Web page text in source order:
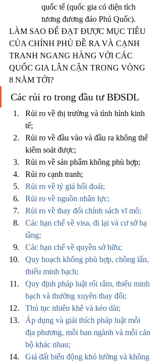
quốc tế (quốc gia có diện tích
tương đương đảo Phú Quốc).
LÀM SAO ĐỂ ĐẠT ĐƯỢC MỤC TIÊU
CỦA CHÍNH PHỦ ĐỀ RA VÀ CẠNH
TRANH NGANG HÀNG VỚI CÁC
QUỐC GIA LÂN CẬN TRONG VÒNG
8 NĂM TỚI?
Các rủi ro trong đầu tư BĐSDL
Rủi ro về thị trường và tình hình kinh
tế;
Rủi ro về đầu vào và đầu ra không thể
kiểm soát được;
Rủi ro về sản phẩm không phù hợp;
Rủi ro cạnh tranh;
Rủi ro về tỷ giá hối đoái;
Rủi ro về nguồn nhân lực;
Rủi ro về thay đổi chính sách vĩ mô;
Các hạn chế về visa, đi lại và cơ sở hạ
tầng;
Các hạn chế về quyền sở hữu;
Quy hoạch không phù hợp, chồng lấn,
thiếu minh bạch;
Quy định pháp luật rối rắm, thiếu minh
bạch và thường xuyên thay đổi;
Thủ tục nhiêu khê và kéo dài;
Áp dụng và giải thích pháp luật mỗi
địa phương, mỗi ban ngành và mỗi cán
bộ khác nhau;
Giá đất biến động khó lường và không